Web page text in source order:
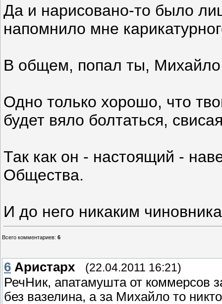
Да и нарисовано-то было
напомнило мне
В общем, попал ты,
Одно только хорошо, что
будет вяло болтаться,
Так как он - настоящий -
Общества.
И до него никаким
Всего комментариев: 6
6 Аристарх (22.04.2011 16:21)
РечНик, апатамушта от коммерсов
без вазелина, а за Михайло то